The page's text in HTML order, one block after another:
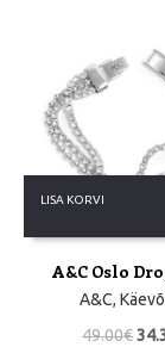
LISA KORVI
A&C Oslo
A&C,
49.00€